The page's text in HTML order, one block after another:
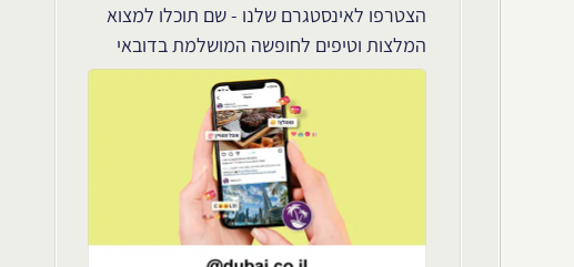
הצטרפו לאינסטגרם שלנו - שם תוכלו למצוא
המלצות וטיפים לחופשה המושלמת בדובאי